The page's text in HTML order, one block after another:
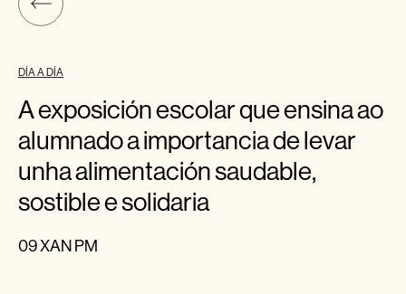
DÍA A DÍA
A exposición escolar que ensina ao
alumnado a importancia de levar
unha alimentación saudable,
sostible e solidaria
09 XAN PM